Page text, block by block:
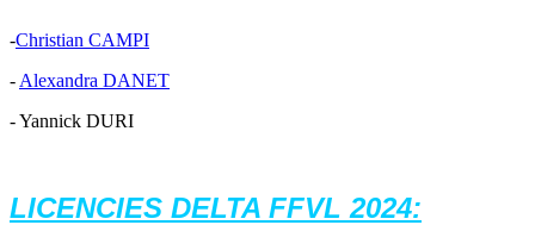
-Christian CAMPI
- Alexandra DANET
- Yannick DURI
LICENCIES DELTA FFVL 2024: